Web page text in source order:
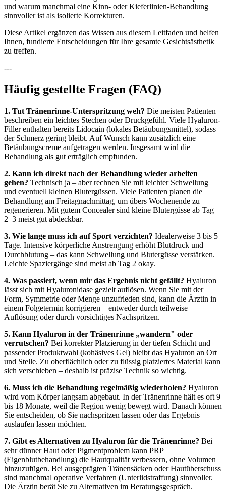
und warum manchmal eine Kinn- oder Kieferlinien-Behandlung
sinnvoller ist als isolierte Korrekturen.
Diese Artikel ergänzen das Wissen aus diesem Leitfaden und helfen
Ihnen, fundierte Entscheidungen für Ihre gesamte Gesichtsästhetik
zu treffen.
---
Häufig gestellte Fragen (FAQ)
1. Tut Tränenrinne-Unterspritzung weh? Die meisten Patienten
beschreiben ein leichtes Stechen oder Druckgefühl. Viele Hyaluron-
Filler enthalten bereits Lidocain (lokales Betäubungsmittel), sodass
der Schmerz gering bleibt. Auf Wunsch kann zusätzlich eine
Betäubungscreme aufgetragen werden. Insgesamt wird die
Behandlung als gut erträglich empfunden.
2. Kann ich direkt nach der Behandlung wieder arbeiten
gehen? Technisch ja – aber rechnen Sie mit leichter Schwellung
und eventuell kleinen Blutergüssen. Viele Patienten planen die
Behandlung am Freitagnachmittag, um übers Wochenende zu
regenerieren. Mit gutem Concealer sind kleine Blutergüsse ab Tag
2–3 meist gut abdeckbar.
3. Wie lange muss ich auf Sport verzichten? Idealerweise 3 bis 5
Tage. Intensive körperliche Anstrengung erhöht Blutdruck und
Durchblutung – das kann Schwellung und Blutergüsse verstärken.
Leichte Spaziergänge sind meist ab Tag 2 okay.
4. Was passiert, wenn mir das Ergebnis nicht gefällt? Hyaluron
lässt sich mit Hyaluronidase gezielt auflösen. Wenn Sie mit der
Form, Symmetrie oder Menge unzufrieden sind, kann die Ärztin in
einem Folgetermin korrigieren – entweder durch teilweise
Auflösung oder durch vorsichtiges Nachspritzen.
5. Kann Hyaluron in der Tränenrinne „wandern" oder
verrutschen? Bei korrekter Platzierung in der tiefen Schicht und
passender Produktwahl (kohäsives Gel) bleibt das Hyaluron an Ort
und Stelle. Zu oberflächlich oder zu flüssig platziertes Material kann
sich verschieben – deshalb ist präzise Technik so wichtig.
6. Muss ich die Behandlung regelmäßig wiederholen? Hyaluron
wird vom Körper langsam abgebaut. In der Tränenrinne hält es oft 9
bis 18 Monate, weil die Region wenig bewegt wird. Danach können
Sie entscheiden, ob Sie nachspritzen lassen oder das Ergebnis
auslaufen lassen möchten.
7. Gibt es Alternativen zu Hyaluron für die Tränenrinne? Bei
sehr dünner Haut oder Pigmentproblem kann PRP
(Eigenblutbehandlung) die Hautqualität verbessern, ohne Volumen
hinzuzufügen. Bei ausgeprägten Tränensäcken oder Hautüberschuss
sind manchmal operative Verfahren (Unterlidstraffung) sinnvoller.
Die Ärztin berät Sie zu Alternativen im Beratungsgespräch.